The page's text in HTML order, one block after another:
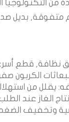
متفوقة, بديل
نظافة, قطع أسرع
الكربون
يقلل من
الغاز عند
وتخفيف